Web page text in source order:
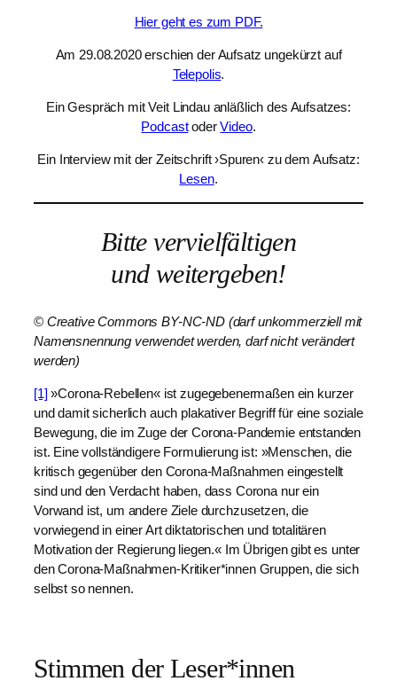
Hier geht es zum PDF.
Am 29.08.2020 erschien der Aufsatz ungekürzt auf
Telepolis.
Ein Gespräch mit Veit Lindau anläßlich des Aufsatzes:
PodcastoderVideo.
Ein Interview mit der Zeitschrift ›Spuren‹ zu dem Aufsatz:
Lesen.
Bitte vervielfältigen
und weitergeben!
© Creative Commons BY-NC-ND (darf unkommerziell mit
Namensnennung verwendet werden, darf nicht verändert
werden)
[1]»Corona-Rebellen« ist zugegebenermaßen ein kurzer
und damit sicherlich auch plakativer Begriff für eine soziale
Bewegung, die im Zuge der Corona-Pandemie entstanden
ist. Eine vollständigere Formulierung ist: »Menschen, die
kritisch gegenüber den Corona-Maßnahmen eingestellt
sind und den Verdacht haben, dass Corona nur ein
Vorwand ist, um andere Ziele durchzusetzen, die
vorwiegend in einer Art diktatorischen und totalitären
Motivation der Regierung liegen.« Im Übrigen gibt es unter
den Corona-Maßnahmen-Kritiker*innen Gruppen, die sich
selbst so nennen.
Stimmen der Leser*innen